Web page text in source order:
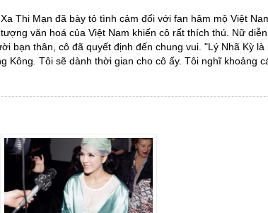
Thi Mạn đã bày tỏ tình cảm đối với fan hâm mộ Việt
văn hoá của Việt Nam khiến cô rất thích thú. Nữ
bạn thân, cô đã quyết định đến chung vui. "Lý Nhã Kỳ
Kông. Tôi sẽ dành thời gian cho cô ấy. Tôi nghĩ khoảng